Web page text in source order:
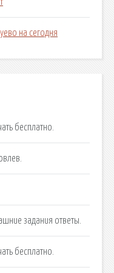
на сегодня
бесплатно.
задания ответы.
бесплатно.